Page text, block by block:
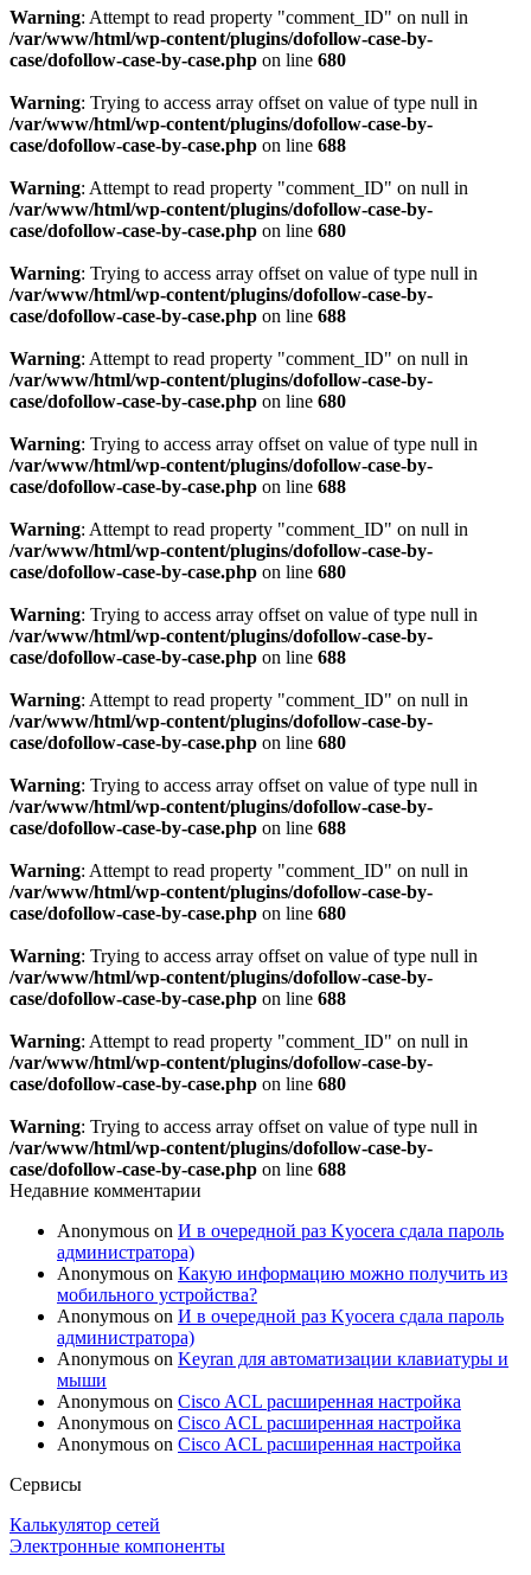
Warning: Attempt to read property "comment_ID" on null in
/var/www/html/wp-content/plugins/dofollow-case-by-
case/dofollow-case-by-case.php on line 680
Warning: Trying to access array offset on value of type null in
/var/www/html/wp-content/plugins/dofollow-case-by-
case/dofollow-case-by-case.php on line 688
Warning: Attempt to read property "comment_ID" on null in
/var/www/html/wp-content/plugins/dofollow-case-by-
case/dofollow-case-by-case.php on line 680
Warning: Trying to access array offset on value of type null in
/var/www/html/wp-content/plugins/dofollow-case-by-
case/dofollow-case-by-case.php on line 688
Warning: Attempt to read property "comment_ID" on null in
/var/www/html/wp-content/plugins/dofollow-case-by-
case/dofollow-case-by-case.php on line 680
Warning: Trying to access array offset on value of type null in
/var/www/html/wp-content/plugins/dofollow-case-by-
case/dofollow-case-by-case.php on line 688
Warning: Attempt to read property "comment_ID" on null in
/var/www/html/wp-content/plugins/dofollow-case-by-
case/dofollow-case-by-case.php on line 680
Warning: Trying to access array offset on value of type null in
/var/www/html/wp-content/plugins/dofollow-case-by-
case/dofollow-case-by-case.php on line 688
Warning: Attempt to read property "comment_ID" on null in
/var/www/html/wp-content/plugins/dofollow-case-by-
case/dofollow-case-by-case.php on line 680
Warning: Trying to access array offset on value of type null in
/var/www/html/wp-content/plugins/dofollow-case-by-
case/dofollow-case-by-case.php on line 688
Warning: Attempt to read property "comment_ID" on null in
/var/www/html/wp-content/plugins/dofollow-case-by-
case/dofollow-case-by-case.php on line 680
Warning: Trying to access array offset on value of type null in
/var/www/html/wp-content/plugins/dofollow-case-by-
case/dofollow-case-by-case.php on line 688
Warning: Attempt to read property "comment_ID" on null in
/var/www/html/wp-content/plugins/dofollow-case-by-
case/dofollow-case-by-case.php on line 680
Warning: Trying to access array offset on value of type null in
/var/www/html/wp-content/plugins/dofollow-case-by-
case/dofollow-case-by-case.php on line 688
Недавние комментарии
Anonymous on И в очередной раз Kyocera сдала пароль
администратора)
Anonymous on Какую информацию можно получить из
мобильного устройства?
Anonymous on И в очередной раз Kyocera сдала пароль
администратора)
Anonymous on Keyran для автоматизации клавиатуры и
мыши
Anonymous on Cisco ACL расширенная настройка
Anonymous on Cisco ACL расширенная настройка
Anonymous on Cisco ACL расширенная настройка
Сервисы
Калькулятор сетей
Электронные компоненты